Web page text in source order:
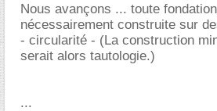
Nous avançons ... toute
nécessairement construite sur
- circularité - (La construction
serait alors tautologie.)
...